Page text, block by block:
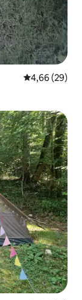
Évaluation
4,66 (29)